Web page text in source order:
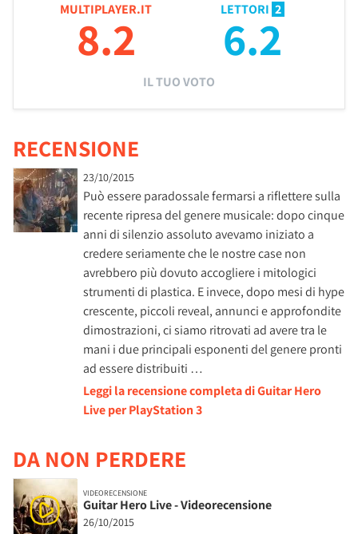
MULTIPLAYER.IT
8.2
LETTORI 2
6.2
IL TUO VOTO
RECENSIONE
23/10/2015
Può essere paradossale fermarsi a riflettere sulla
recente ripresa del genere musicale: dopo cinque
anni di silenzio assoluto avevamo iniziato a
credere seriamente che le nostre case non
avrebbero più dovuto accogliere i mitologici
strumenti di plastica. E invece, dopo mesi di hype
crescente, piccoli reveal, annunci e approfondite
dimostrazioni, ci siamo ritrovati ad avere tra le
mani i due principali esponenti del genere pronti
ad essere distribuiti …
Leggi la recensione completa di Guitar Hero
Live per PlayStation 3
DA NON PERDERE
VIDEORECENSIONE
Guitar Hero Live - Videorecensione
26/10/2015